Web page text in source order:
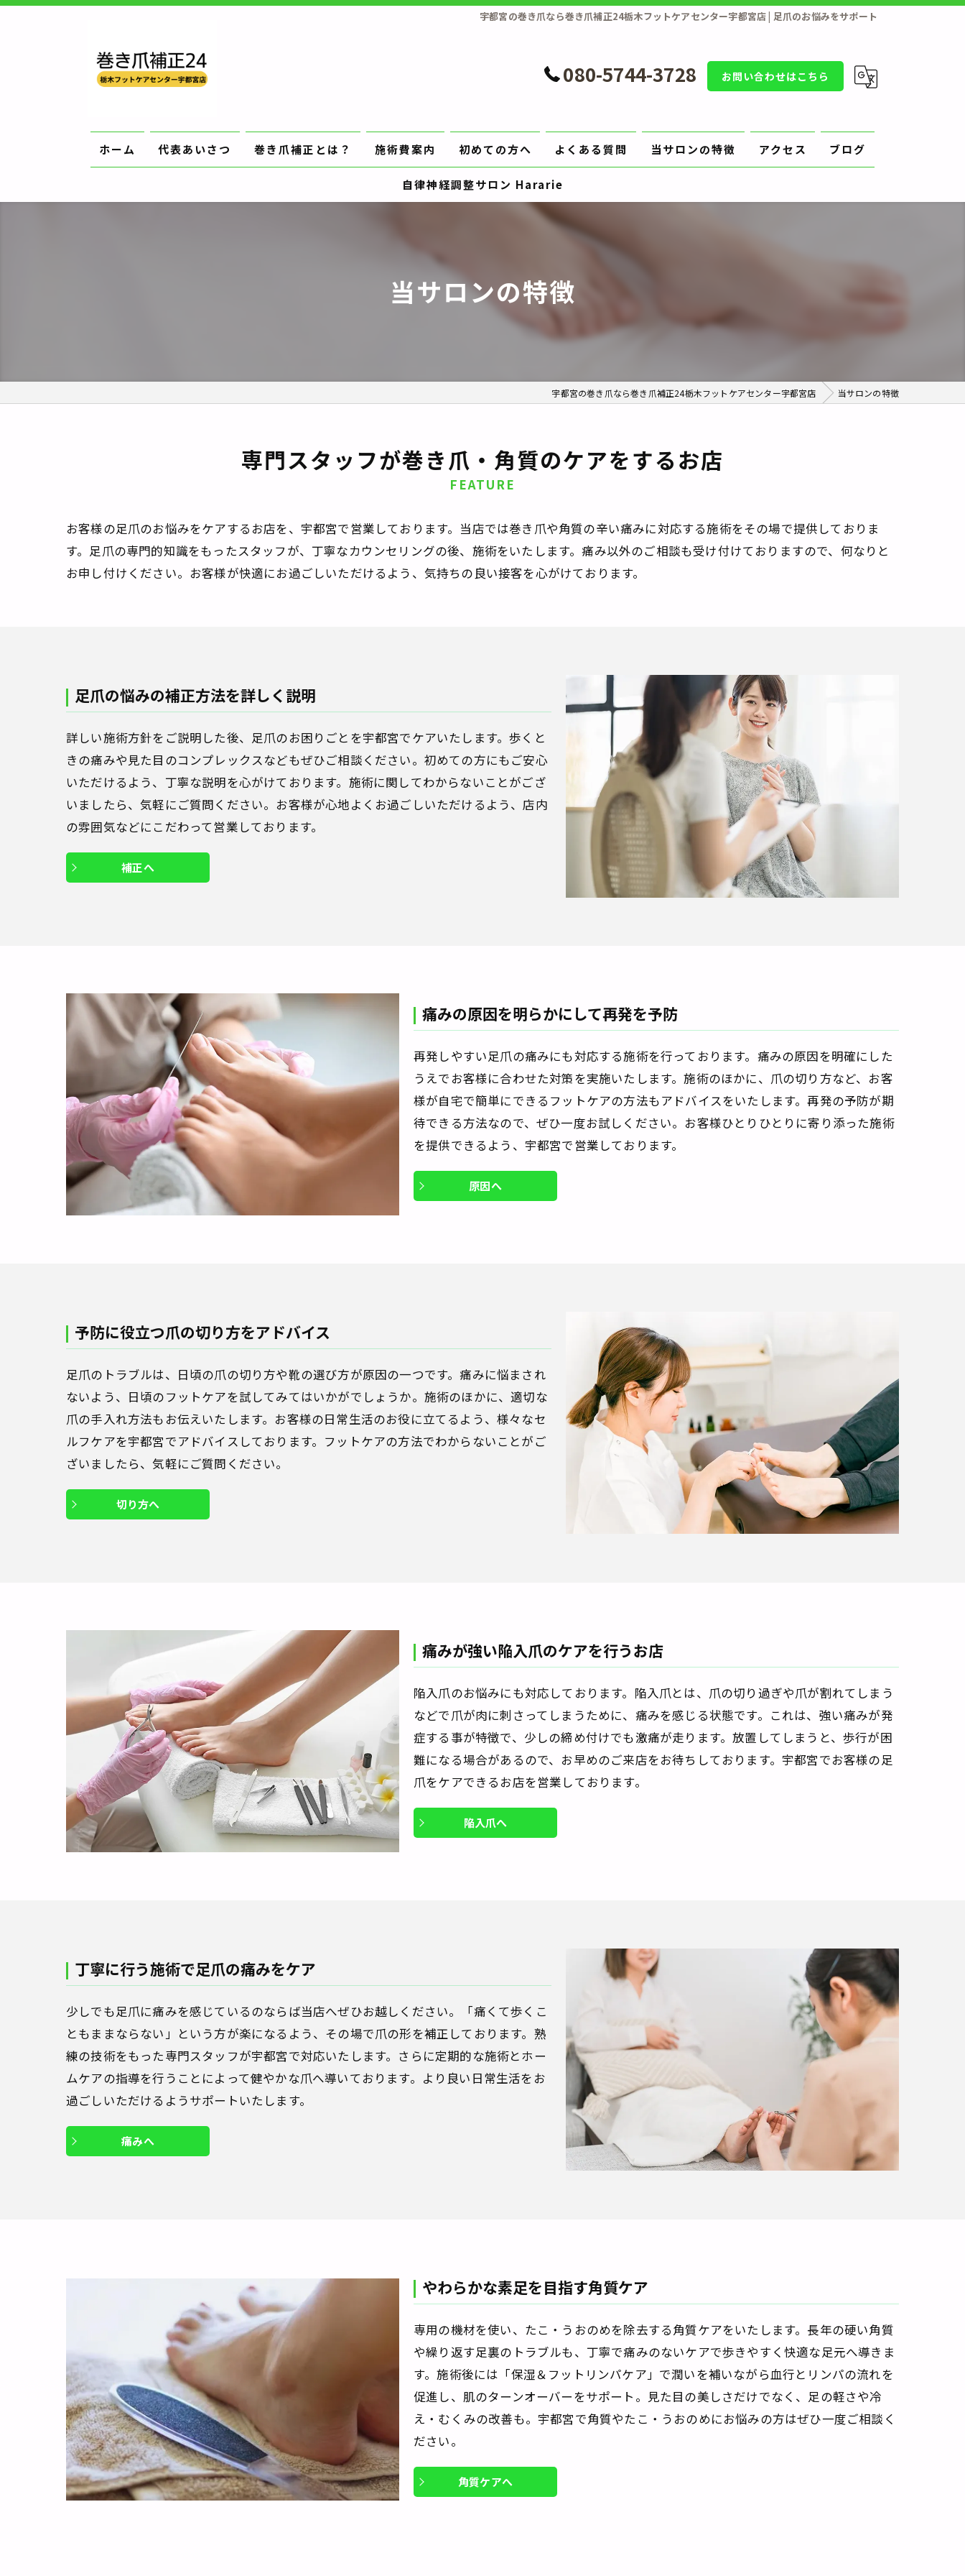
宇都宮の巻き爪なら巻き爪補正24栃木フットケアセンター宇都宮店 | 足爪のお悩みをサポート
080-5744-3728 お問い合わせはこちら
ホーム 代表あいさつ 巻き爪補正とは？ 施術費案内 初めての方へ よくある質問 当サロンの特徴 アクセス ブログ
自律神経調整サロン Hararie
当サロンの特徴
宇都宮の巻き爪なら巻き爪補正24栃木フットケアセンター宇都宮店 当サロンの特徴
専門スタッフが巻き爪・角質のケアをするお店
FEATURE
お客様の足爪のお悩みをケアするお店を、宇都宮で営業しております。当店では巻き爪や角質の辛い痛みに対応する施術をその場で提供しておりま
す。足爪の専門的知識をもったスタッフが、丁寧なカウンセリングの後、施術をいたします。痛み以外のご相談も受け付けておりますので、何なりと
お申し付けください。お客様が快適にお過ごしいただけるよう、気持ちの良い接客を心がけております。
足爪の悩みの補正方法を詳しく説明
詳しい施術方針をご説明した後、足爪のお困りごとを宇都宮でケアいたします。歩くと
きの痛みや見た目のコンプレックスなどもぜひご相談ください。初めての方にもご安心
いただけるよう、丁寧な説明を心がけております。施術に関してわからないことがござ
いましたら、気軽にご質問ください。お客様が心地よくお過ごしいただけるよう、店内
の雰囲気などにこだわって営業しております。
補正へ
痛みの原因を明らかにして再発を予防
再発しやすい足爪の痛みにも対応する施術を行っております。痛みの原因を明確にした
うえでお客様に合わせた対策を実施いたします。施術のほかに、爪の切り方など、お客
様が自宅で簡単にできるフットケアの方法もアドバイスをいたします。再発の予防が期
待できる方法なので、ぜひ一度お試しください。お客様ひとりひとりに寄り添った施術
を提供できるよう、宇都宮で営業しております。
原因へ
予防に役立つ爪の切り方をアドバイス
足爪のトラブルは、日頃の爪の切り方や靴の選び方が原因の一つです。痛みに悩まされ
ないよう、日頃のフットケアを試してみてはいかがでしょうか。施術のほかに、適切な
爪の手入れ方法もお伝えいたします。お客様の日常生活のお役に立てるよう、様々なセ
ルフケアを宇都宮でアドバイスしております。フットケアの方法でわからないことがご
ざいましたら、気軽にご質問ください。
切り方へ
痛みが強い陥入爪のケアを行うお店
陥入爪のお悩みにも対応しております。陥入爪とは、爪の切り過ぎや爪が割れてしまう
などで爪が肉に刺さってしまうために、痛みを感じる状態です。これは、強い痛みが発
症する事が特徴で、少しの締め付けでも激痛が走ります。放置してしまうと、歩行が困
難になる場合があるので、お早めのご来店をお待ちしております。宇都宮でお客様の足
爪をケアできるお店を営業しております。
陥入爪へ
丁寧に行う施術で足爪の痛みをケア
少しでも足爪に痛みを感じているのならば当店へぜひお越しください。「痛くて歩くこ
ともままならない」という方が楽になるよう、その場で爪の形を補正しております。熟
練の技術をもった専門スタッフが宇都宮で対応いたします。さらに定期的な施術とホー
ムケアの指導を行うことによって健やかな爪へ導いております。より良い日常生活をお
過ごしいただけるようサポートいたします。
痛みへ
やわらかな素足を目指す角質ケア
専用の機材を使い、たこ・うおのめを除去する角質ケアをいたします。長年の硬い角質
や繰り返す足裏のトラブルも、丁寧で痛みのないケアで歩きやすく快適な足元へ導きま
す。施術後には「保湿＆フットリンパケア」で潤いを補いながら血行とリンパの流れを
促進し、肌のターンオーバーをサポート。見た目の美しさだけでなく、足の軽さや冷
え・むくみの改善も。宇都宮で角質やたこ・うおのめにお悩みの方はぜひ一度ご相談く
ださい。
角質ケアへ